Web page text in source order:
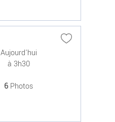
Aujourd'hui
à 3h30
6 Photos